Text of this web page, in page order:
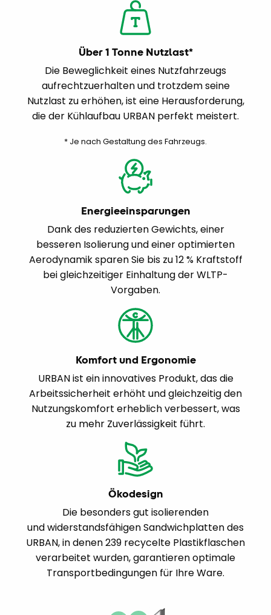
Über 1 Tonne Nutzlast*
Die Beweglichkeit eines Nutzfahrzeugs
aufrechtzuerhalten und trotzdem seine
Nutzlast zu erhöhen, ist eine Herausforderung,
die der Kühlaufbau URBAN perfekt meistert.
* Je nach Gestaltung des Fahrzeugs.
Energieeinsparungen
Dank des reduzierten Gewichts, einer
besseren Isolierung und einer optimierten
Aerodynamik sparen Sie bis zu 12 % Kraftstoff
bei gleichzeitiger Einhaltung der WLTP-
Vorgaben.
Komfort und Ergonomie
URBAN ist ein innovatives Produkt, das die
Arbeitssicherheit erhöht und gleichzeitig den
Nutzungskomfort erheblich verbessert, was
zu mehr Zuverlässigkeit führt.
Ökodesign
Die besonders gut isolierenden
und widerstandsfähigen Sandwichplatten des
URBAN, in denen 239 recycelte Plastikflaschen
verarbeitet wurden, garantieren optimale
Transportbedingungen für Ihre Ware.